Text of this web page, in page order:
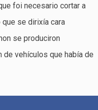
foi necesario cortar a
se dirixía cara
se produciron
de vehículos que había de